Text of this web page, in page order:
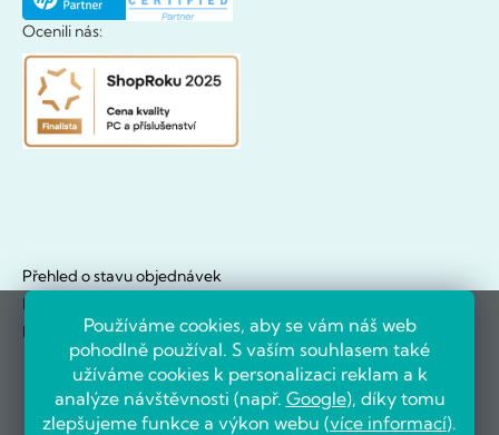
Používáme cookies, aby se vám náš web
pohodlně používal. S vaším souhlasem také
užíváme cookies k personalizaci reklam a k
analýze návštěvnosti (např. Google), díky tomu
zlepšujeme funkce a výkon webu (více informací).
Ocenili nás:
Přehled o stavu objednávek
Doklady hezky na jednom místě
Novinky se dozvíte jako první